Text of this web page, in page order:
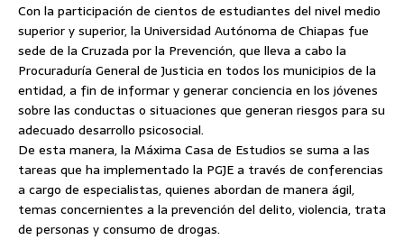
Con la participación de cientos de estudiantes del nivel medio
superior y superior, la Universidad Autónoma de Chiapas fue
sede de la Cruzada por la Prevención, que lleva a cabo la
Procuraduría General de Justicia en todos los municipios de la
entidad, a fin de informar y generar conciencia en los jóvenes
sobre las conductas o situaciones que generan riesgos para su
adecuado desarrollo psicosocial.
De esta manera, la Máxima Casa de Estudios se suma a las
tareas que ha implementado la PGJE a través de conferencias
a cargo de especialistas, quienes abordan de manera ágil,
temas concernientes a la prevención del delito, violencia, trata
de personas y consumo de drogas.